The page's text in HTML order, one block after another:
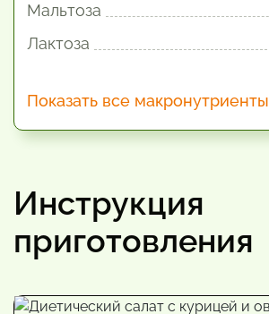
Мальтоза
Лактоза
Показать все макронутриенты
Инструкция
приготовления